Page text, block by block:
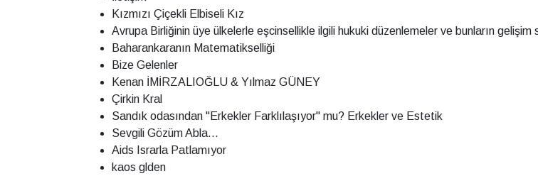
Kızmızı Çiçekli Elbiseli Kız
Avrupa Birliğinin üye ülkelerle eşcinsellikle ilgili hukuki düzenlemeler ve bunların gelişim
Baharankaranın Matematikselliği
Bize Gelenler
Kenan İMİRZALIOĞLU & Yılmaz GÜNEY
Çirkin Kral
Sandık odasından "Erkekler Farklılaşıyor" mu? Erkekler ve Estetik
Sevgili Gözüm Abla...
Aids Israrla Patlamıyor
kaos glden